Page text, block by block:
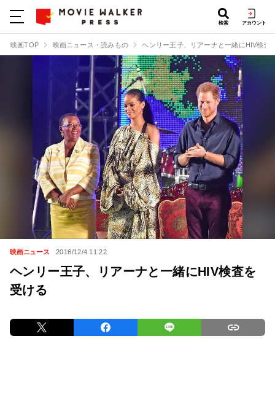
検索 アカウント
映画TOP 映画ニュース・読みもの ヘンリー王子、リアーナと一緒にHIV検査
映画ニュース 2016/12/4 11:22
ヘンリー王子、リアーナと一緒にHIV検査を
受ける